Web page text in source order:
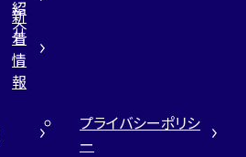
紹
介
新
着
情
報
プライバシーポリシ
ー